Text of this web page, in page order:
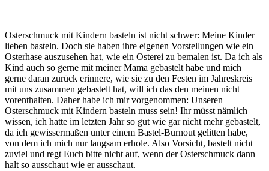
Osterschmuck mit Kindern basteln ist nicht schwer: Meine Kinder
lieben basteln. Doch sie haben ihre eigenen Vorstellungen wie ein
Osterhase auszusehen hat, wie ein Osterei zu bemalen ist. Da ich als
Kind auch so gerne mit meiner Mama gebastelt habe und mich
gerne daran zurück erinnere, wie sie zu den Festen im Jahreskreis
mit uns zusammen gebastelt hat, will ich das den meinen nicht
vorenthalten. Daher habe ich mir vorgenommen: Unseren
Osterschmuck mit Kindern basteln muss sein! Ihr müsst nämlich
wissen, ich hatte im letzten Jahr so gut wie gar nicht mehr gebastelt,
da ich gewissermaßen unter einem Bastel-Burnout gelitten habe,
von dem ich mich nur langsam erhole. Also Vorsicht, bastelt nicht
zuviel und regt Euch bitte nicht auf, wenn der Osterschmuck dann
halt so ausschaut wie er ausschaut.